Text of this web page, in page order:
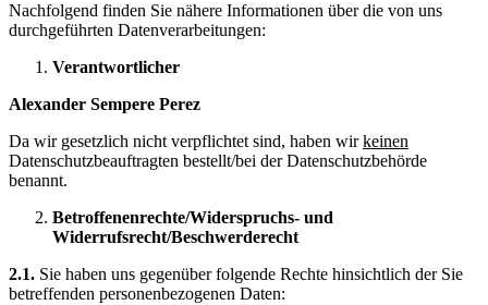
Nachfolgend finden Sie nähere Informationen über die von uns
durchgeführten Datenverarbeitungen:
Verantwortlicher
Alexander Sempere Perez
Da wir gesetzlich nicht verpflichtet sind, haben wirkeinen
Datenschutzbeauftragten bestellt/bei der Datenschutzbehörde
benannt.
Betroffenenrechte/Widerspruchs- und
Widerrufsrecht/Beschwerderecht
2.1. Sie haben uns gegenüber folgende Rechte hinsichtlich der Sie
betreffenden personenbezogenen Daten: